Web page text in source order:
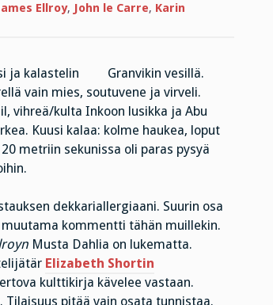
Ellroy, John le Carre, Karin
ja kalastelin Granvikin vesillä.
vain mies, soutuvene ja virveli.
vihreä/kulta Inkoon lusikka ja Abu
Kuusi kalaa: kolme haukea, loput
metriin sekunissa oli paras pysyä
dekkariallergiaani. Suurin osa
kommentti tähän muillekin.
Musta Dahlia on lukematta.
Elizabeth Shortin
kulttikirja kävelee vastaan.
Tilaisuus pitää vain osata tunnistaa.